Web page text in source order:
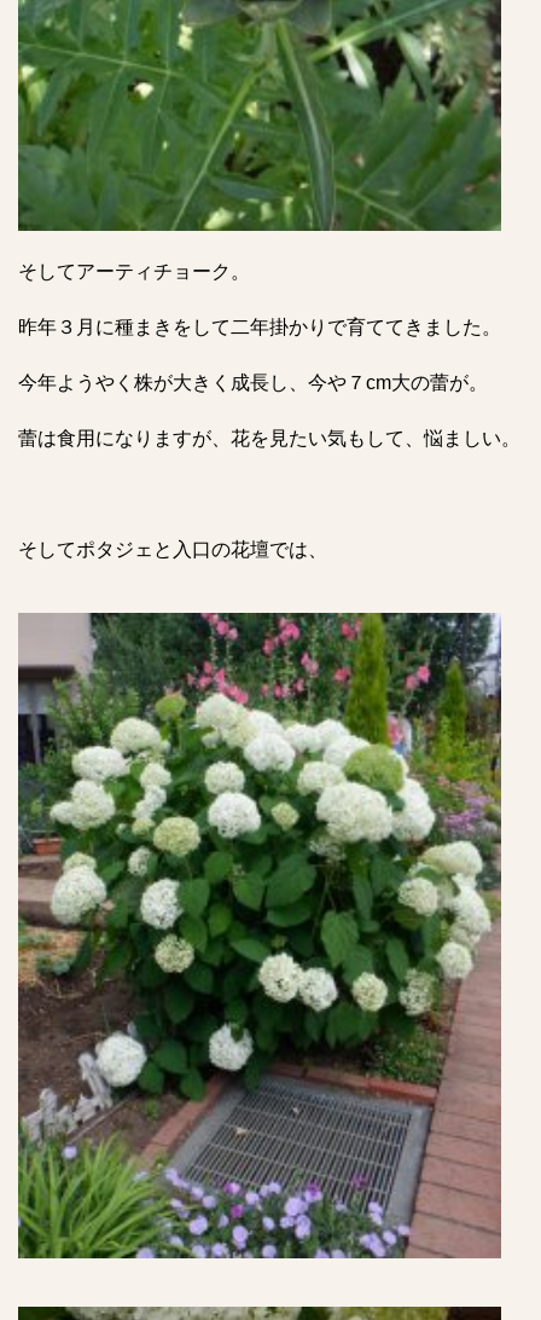
そしてアーティチョーク。
昨年３月に種まきをして二年掛かりで育ててきました。
今年ようやく株が大きく成長し、今や７cm大の蕾が。
蕾は食用になりますが、花を見たい気もして、悩ましい。
そしてポタジェと入口の花壇では、